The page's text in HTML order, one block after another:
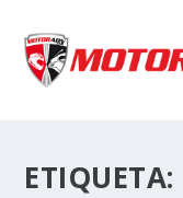
ETIQUETA: